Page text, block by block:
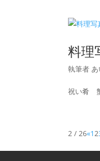
料理
執筆者
祝い肴
2 / 26«12